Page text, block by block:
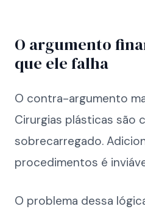
O argumento
que ele falha
O contra-argumento
Cirurgias plásticas são
sobrecarregado.
procedimentos é
O problema dessa